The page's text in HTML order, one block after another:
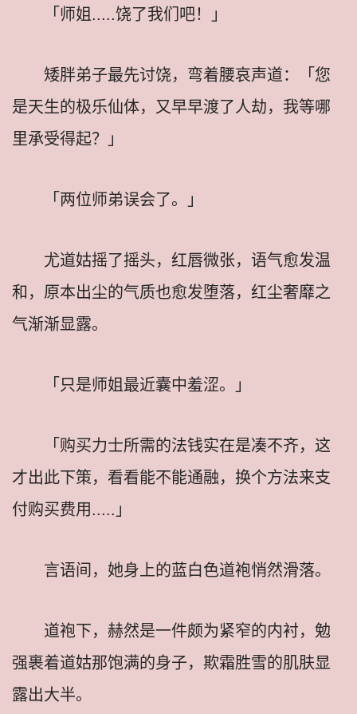
「师姐.....饶了我们吧！」
矮胖弟子最先讨饶，弯着腰哀声道：「您
是天生的极乐仙体，又早早渡了人劫，我等哪
里承受得起？」
「两位师弟误会了。」
尤道姑摇了摇头，红唇微张，语气愈发温
和，原本出尘的气质也愈发堕落，红尘奢靡之
气渐渐显露。
「只是师姐最近囊中羞涩。」
「购买力士所需的法钱实在是凑不齐，这
才出此下策，看看能不能通融，换个方法来支
付购买费用.....」
言语间，她身上的蓝白色道袍悄然滑落。
道袍下，赫然是一件颇为紧窄的内衬，勉
强裹着道姑那饱满的身子，欺霜胜雪的肌肤显
露出大半。